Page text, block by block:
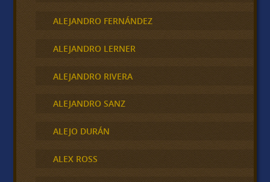
ALEJANDRO FERNÁNDEZ
ALEJANDRO LERNER
ALEJANDRO RIVERA
ALEJANDRO SANZ
ALEJO DURÁN
ALEX ROSS